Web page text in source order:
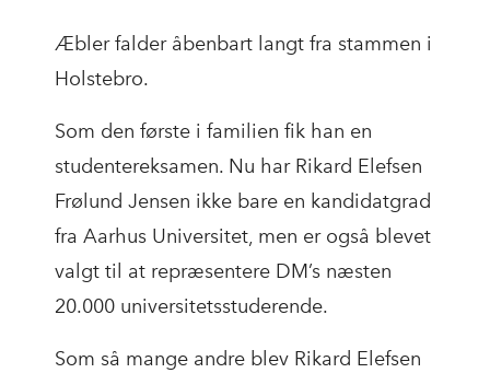
Æbler falder åbenbart langt fra stammen i
Holstebro.
Som den første i familien fik han en
studentereksamen. Nu har Rikard Elefsen
Frølund Jensen ikke bare en kandidatgrad
fra Aarhus Universitet, men er også blevet
valgt til at repræsentere DM’s næsten
20.000 universitetsstuderende.
Som så mange andre blev Rikard Elefsen